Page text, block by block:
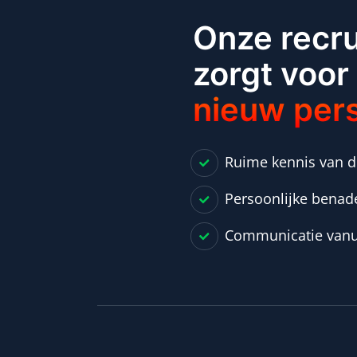
Onze
zorgt voor
nieuw
Ruime kennis van
Persoonlijke
Communicatie